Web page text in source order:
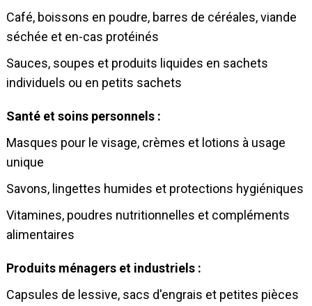
Café, boissons en poudre, barres de céréales, viande
séchée et en-cas protéinés
Sauces, soupes et produits liquides en sachets
individuels ou en petits sachets
Santé et soins personnels :
Masques pour le visage, crèmes et lotions à usage
unique
Savons, lingettes humides et protections hygiéniques
Vitamines, poudres nutritionnelles et compléments
alimentaires
Produits ménagers et industriels :
Capsules de lessive, sacs d'engrais et petites pièces